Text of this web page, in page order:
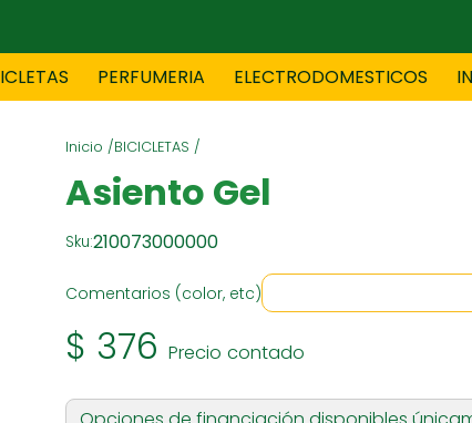
PERFUMERIA ELECTRODOMESTICOS
BLANCO
ELECTRODOMESTICOS
Inicio /BICICLETAS /
Asiento Gel
Sku:210073000000
Comentarios (color, etc)
$ 376 Precio contado